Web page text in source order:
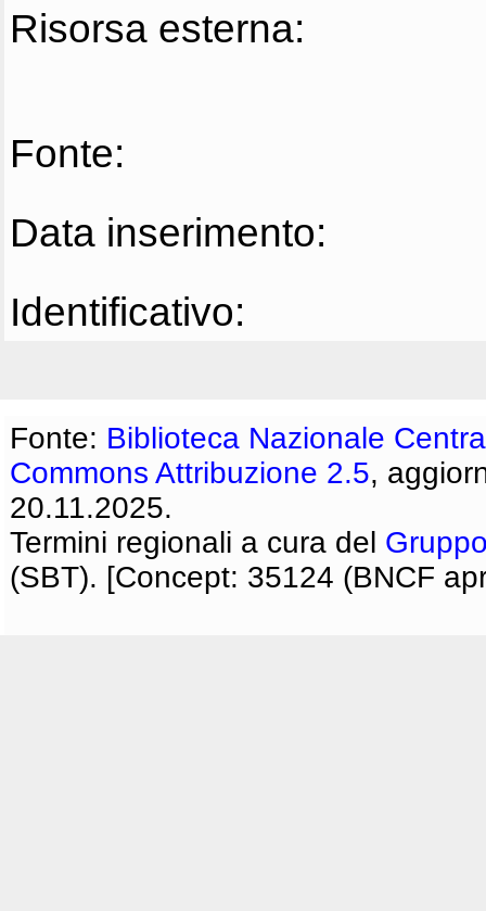
Risorsa esterna:
Fonte:
Data inserimento:
Identificativo:
Fonte: Biblioteca Nazionale
Commons Attribuzione 2.5,
20.11.2025.
Termini regionali a cura del
(SBT). [Concept: 35124 (BNCF